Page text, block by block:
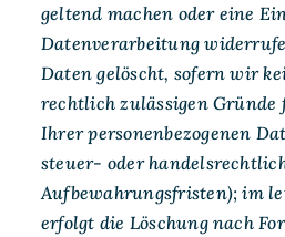
geltend machen oder eine
Datenverarbeitung
Daten gelöscht, sofern wir
rechtlich zulässigen Gründe
Ihrer personenbezogenen
steuer- oder
Aufbewahrungsfristen); im
erfolgt die Löschung nach